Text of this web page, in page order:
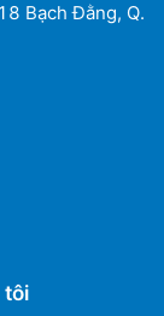
Bạch Đằng, Q.
tôi